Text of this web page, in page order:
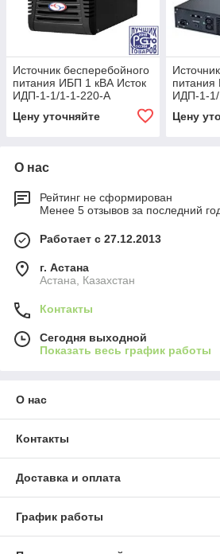
Источник бесперебойного
питания ИБП 1 кВА Исток
ИДП-1-1/1-1-220-А
Цену уточняйте
ИДП-1-
Цену
О нас
Рейтинг не сформирован
Менее 5 отзывов за последний
Работает с 27.12.2013
г. Астана
Астана, Казахстан
Контакты
Сегодня выходной
Показать весь график работы
О нас
Контакты
Доставка и оплата
График работы